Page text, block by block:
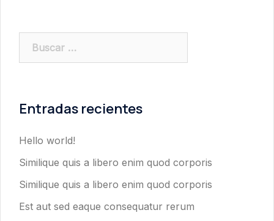
Entradas recientes
Hello world!
Similique quis a libero enim quod corporis
Similique quis a libero enim quod corporis
Est aut sed eaque consequatur rerum